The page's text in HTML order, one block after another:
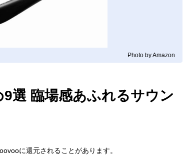
Photo by Amazon
選 臨場感あふれるサウン
に還元されることがあります。